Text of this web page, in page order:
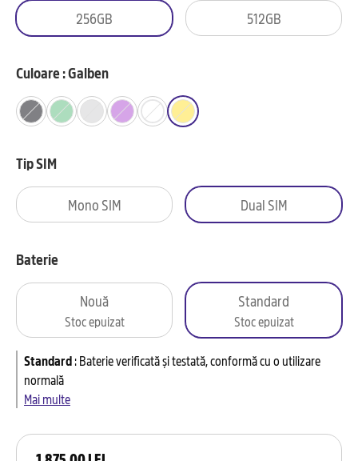
256GB 512GB
Culoare : Galben
Tip SIM
Mono SIM Dual SIM
Baterie
Nouă
Stoc epuizat
Standard
Stoc epuizat
Standard:Baterie verificată și testată, conformă cu o utilizare
normală
Mai multe